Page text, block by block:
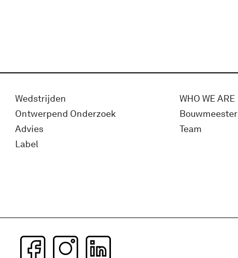
Wedstrijden
Ontwerpend Onderzoek
Advies
Label
WHO WE ARE
Bouwmeester
Team